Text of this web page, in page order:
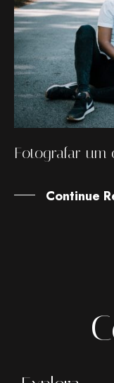
Fotografar um
Continue